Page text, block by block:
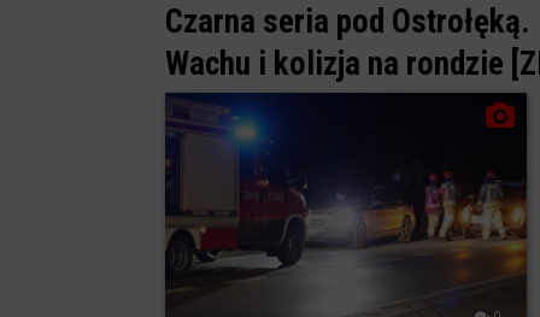
Czarna seria pod
Wachu i kolizja na rondzie